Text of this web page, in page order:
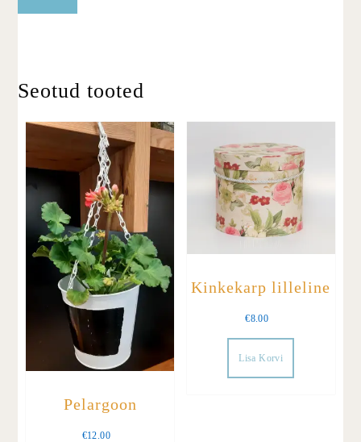
Seotud tooted
Pelargoon
€12.00
Kinkekarp lilleline
€8.00
Lisa Korvi